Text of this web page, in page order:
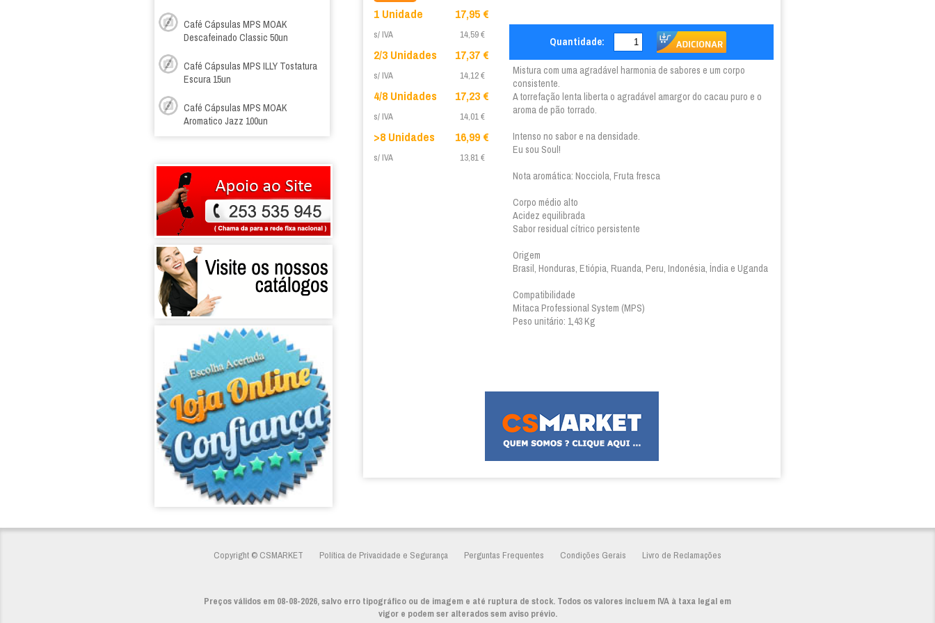
Café Cápsulas MPS MOAK
Descafeinado Classic 50un
Café Cápsulas MPS ILLY Tostatura
Escura 15un
Café Cápsulas MPS MOAK
Aromatico Jazz 100un
1 Unidade 17,95 €
s/ IVA 14,59 €
2/3 Unidades 17,37 €
s/ IVA 14,12 €
4/8 Unidades 17,23 €
s/ IVA 14,01 €
>8 Unidades 16,99 €
s/ IVA 13,81 €
Quantidade:
Mistura com uma agradável harmonia de sabores e um corpo
consistente.
A torrefação lenta liberta o agradável amargor do cacau puro e o
aroma de pão torrado.
Intenso no sabor e na densidade.
Eu sou Soul!
Nota aromática: Nocciola, Fruta fresca
Corpo médio alto
Acidez equilibrada
Sabor residual cítrico persistente
Origem
Brasil, Honduras, Etiópia, Ruanda, Peru, Indonésia, Índia e Uganda
Compatibilidade
Mitaca Professional System (MPS)
Peso unitário: 1,43 Kg
Copyright © CSMARKET Política de Privacidade e Segurança Perguntas Frequentes Condições Gerais Livro de Reclamações
Preços válidos em 08-08-2026, salvo erro tipográfico ou de imagem e até ruptura de stock. Todos os valores incluem IVA à taxa legal em
vigor e podem ser alterados sem aviso prévio.